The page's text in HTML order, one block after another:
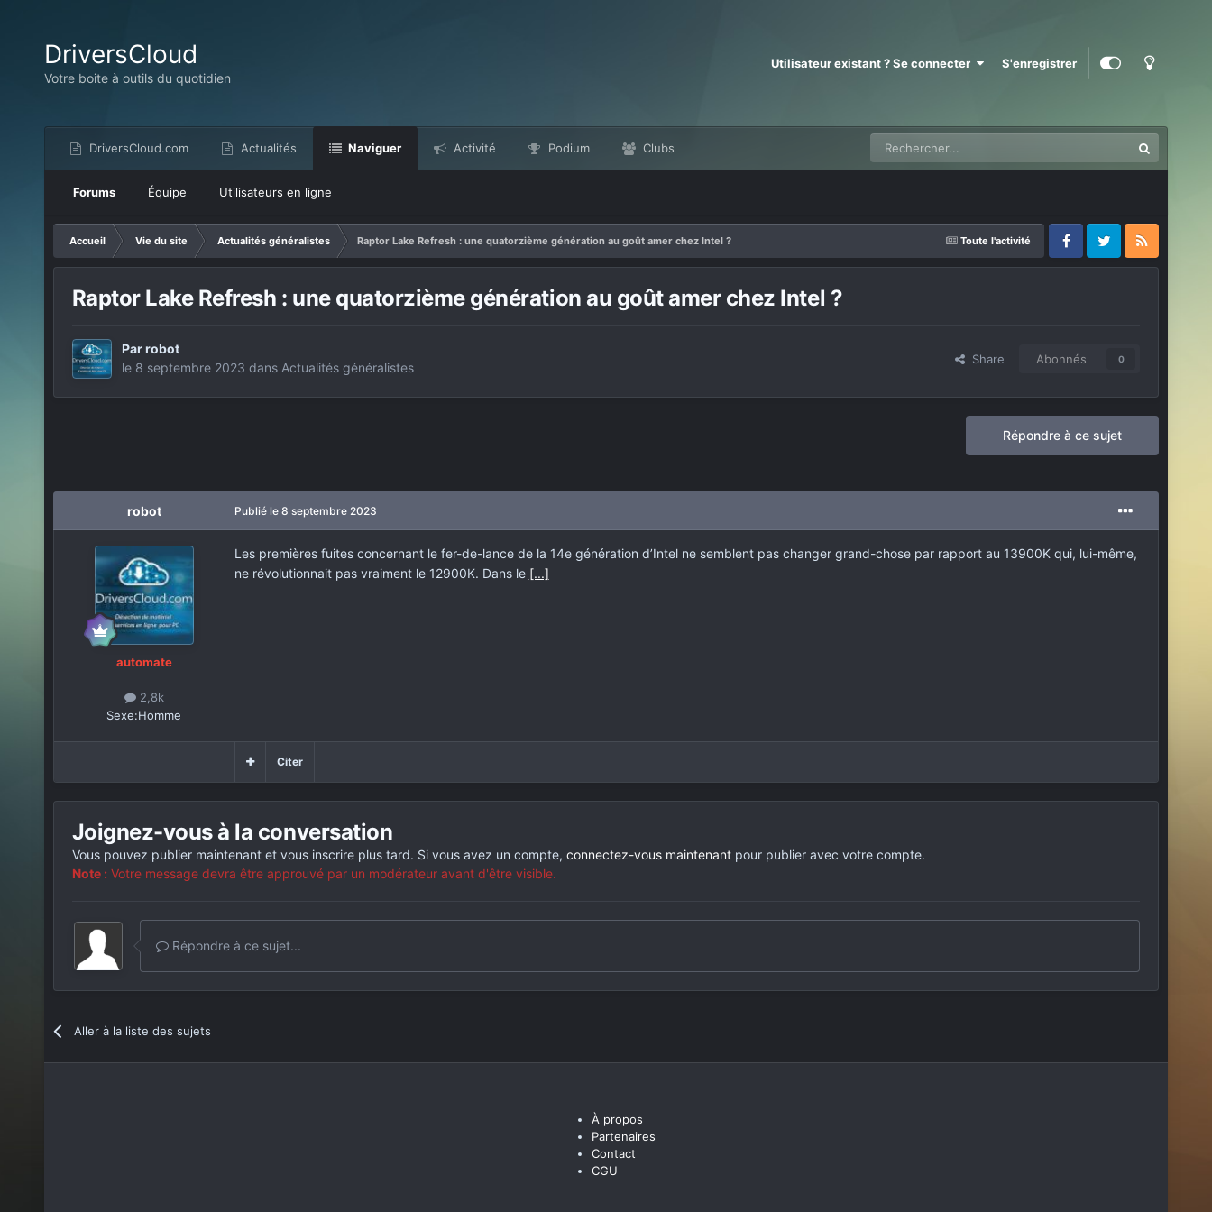
DriversCloud
Votre boite à outils du quotidien
Utilisateur existant ? Se connecter S'enregistrer
DriversCloud.com Actualités Naviguer
Forums Équipe Utilisateurs en ligne
Activité Podium Clubs
Toute l'activité
Accueil Vie du site Actualités généralistes
Raptor Lake Refresh : une quatorzième génération au goût amer chez Intel ?
FacebookTwitter RSS
Raptor Lake Refresh : une quatorzième génération au goût amer chez Intel ?
Parrobot
le 8 septembre 2023 dans Actualités généralistes
Share Abonnés 0
Répondre à ce sujet
robot
automate
2,8k
Sexe:Homme
Publié le 8 septembre 2023
Les premières fuites concernant le fer-de-lance de la 14e génération d’Intel ne semblent pas changer grand-chose par rapport au 13900K qui, lui-même,
ne révolutionnait pas vraiment le 12900K. Dans le [...]
Citer
Joignez-vous à la conversation
Vous pouvez publier maintenant et vous inscrire plus tard. Si vous avez un compte, connectez-vous maintenantpour publier avec votre compte.
Note : Votre message devra être approuvé par un modérateur avant d'être visible.
Répondre à ce sujet...
Aller à la liste des sujets
À propos
Partenaires
Contact
CGU